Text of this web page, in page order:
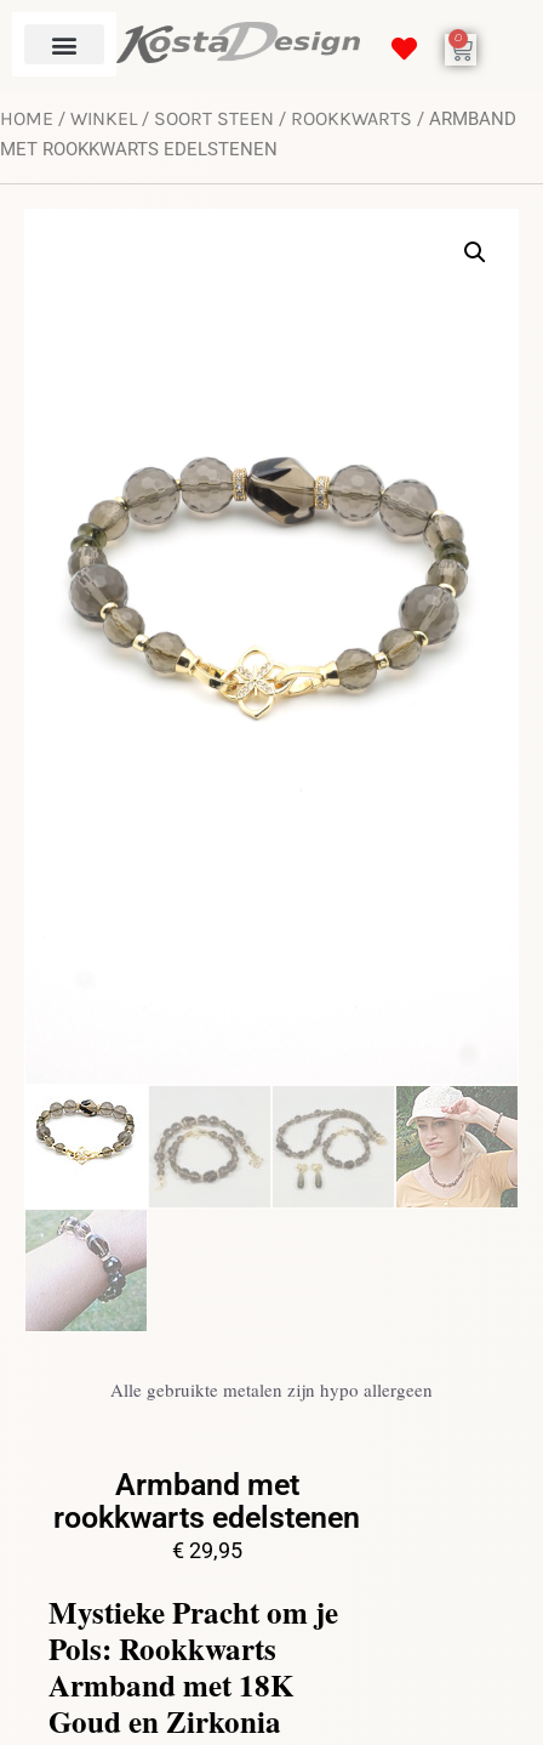
0
HOME / WINKEL/ SOORT STEEN / ROOKKWARTS / ARMBAND
MET ROOKKWARTS EDELSTENEN
Alle gebruikte metalen zijn hypo allergeen
Armband met
rookkwarts edelstenen
€29,95
Mystieke Pracht om je
Pols: Rookkwarts
Armband met 18K
Goud en Zirkonia